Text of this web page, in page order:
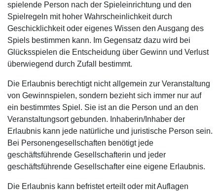
spielende Person nach der Spieleinrichtung und den
Spielregeln mit hoher Wahrscheinlichkeit durch
Geschicklichkeit oder eigenes Wissen den Ausgang des
Spiels bestimmen kann. Im Gegensatz dazu wird bei
Glücksspielen die Entscheidung über Gewinn und Verlust
überwiegend durch Zufall bestimmt.
Die Erlaubnis berechtigt nicht allgemein zur Veranstaltung
von Gewinnspielen, sondern bezieht sich immer nur auf
ein bestimmtes Spiel. Sie ist an die Person und an den
Veranstaltungsort gebunden. Inhaberin/Inhaber der
Erlaubnis kann jede natürliche und juristische Person sein.
Bei Personengesellschaften benötigt jede
geschäftsführende Gesellschafterin und jeder
geschäftsführende Gesellschafter eine eigene Erlaubnis.
Die Erlaubnis kann befristet erteilt oder mit Auflagen